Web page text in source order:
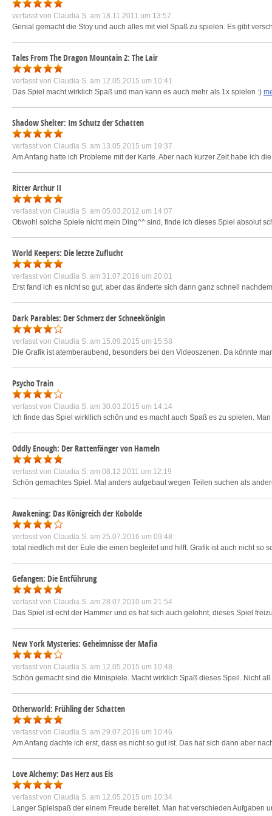
verfasst von Claudia S. am 18.11.2011 um 13:57
Genial gemacht die Stoy und auch alles mit viel Spaß zu spielen. Es gibt
Tales From The Dragon Mountain 2: The Lair
verfasst von Claudia S. am 12.05.2015 um 10:41
Das Spiel macht wirklich Spaß und man kann es auch mehr als 1x spielen :)
Shadow Shelter: Im Schutz der Schatten
verfasst von Claudia S. am 13.05.2015 um 19:37
Am Anfang hatte ich Probleme mit der Karte. Aber nach kurzer Zeit habe ich
Ritter Arthur II
verfasst von Claudia S. am 05.03.2012 um 14:07
Obwohl solche Spiele nicht mein Ding^^ sind, finde ich dieses Spiel absolut
World Keepers: Die letzte Zuflucht
verfasst von Claudia S. am 31.07.2016 um 20:01
Erst fand ich es nicht so gut, aber das änderte sich dann ganz schnell
Dark Parables: Der Schmerz der Schneekönigin
verfasst von Claudia S. am 15.09.2015 um 15:58
Die Grafik ist atemberaubend, besonders bei den Videoszenen. Da könnte
Psycho Train
verfasst von Claudia S. am 30.03.2015 um 14:14
Ich finde das Spiel wirkllich schön und es macht auch Spaß es zu spielen.
Oddly Enough: Der Rattenfänger von Hameln
verfasst von Claudia S. am 08.12.2011 um 12:19
Schön gemachtes Spiel. Mal anders aufgebaut wegen Teilen suchen als
Awakening: Das Königreich der Kobolde
verfasst von Claudia S. am 25.07.2016 um 09:48
total niedlich mit der Eule die einen begleitet und hilft. Grafik ist auch nicht so
Gefangen: Die Entführung
verfasst von Claudia S. am 28.07.2010 um 21:54
Das Spiel ist echt der Hammer und es hat sich auch gelohnt, dieses Spiel
New York Mysteries: Geheimnisse der Mafia
verfasst von Claudia S. am 12.05.2015 um 10:48
Schön gemacht sind die Minispiele. Macht wirklich Spaß dieses Speil. Nicht
Otherworld: Frühling der Schatten
verfasst von Claudia S. am 29.07.2016 um 10:46
Am Anfang dachte ich erst, dass es nicht so gut ist. Das hat sich dann aber
Love Alchemy: Das Herz aus Eis
verfasst von Claudia S. am 12.05.2015 um 10:34
Langer Spielspaß der einem Freude bereitet. Man hat verschieden Aufgaben